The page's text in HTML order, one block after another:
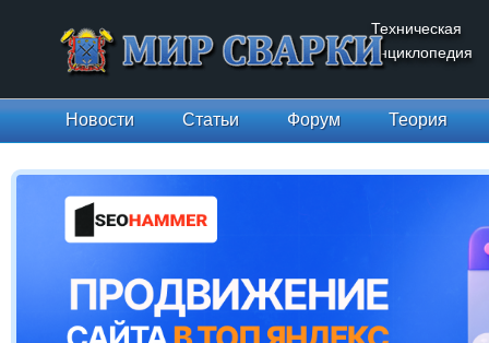
Техническая
энциклопедия
Новости Статьи Форум Теория